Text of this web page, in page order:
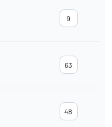
9
63
48